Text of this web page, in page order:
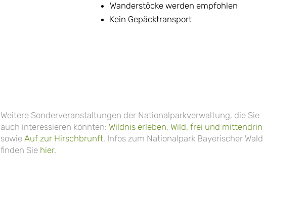
Wanderstöcke werden empfohlen
Kein Gepäcktransport
Weitere Sonderveranstaltungen der Nationalparkverwaltung, die Sie
auch interessieren könnten:Wildnis erleben,Wild, frei und mittendrin
sowieAuf zur Hirschbrunft. Infos zum Nationalpark Bayerischer Wald
finden Sie hier.